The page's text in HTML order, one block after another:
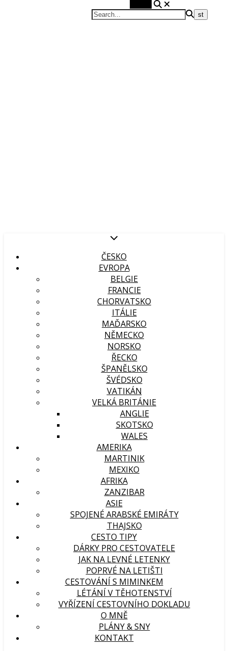
ČESKO
EVROPA
BELGIE
FRANCIE
CHORVATSKO
ITÁLIE
MAĎARSKO
NĚMECKO
NORSKO
ŘECKO
ŠPANĚLSKO
ŠVÉDSKO
VATIKÁN
VELKÁ BRITÁNIE
ANGLIE
SKOTSKO
WALES
AMERIKA
MARTINIK
MEXIKO
AFRIKA
ZANZIBAR
ASIE
SPOJENÉ ARABSKÉ EMIRÁTY
THAJSKO
CESTO TIPY
DÁRKY PRO CESTOVATELE
JAK NA LEVNÉ LETENKY
POPRVÉ NA LETIŠTI
CESTOVÁNÍ S MIMINKEM
LÉTÁNÍ V TĚHOTENSTVÍ
VYŘÍZENÍ CESTOVNÍHO DOKLADU
O MNĚ
PLÁNY & SNY
KONTAKT